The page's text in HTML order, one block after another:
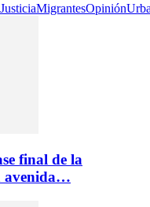
JusticiaMigrantesOpinión
final de la
avenida…